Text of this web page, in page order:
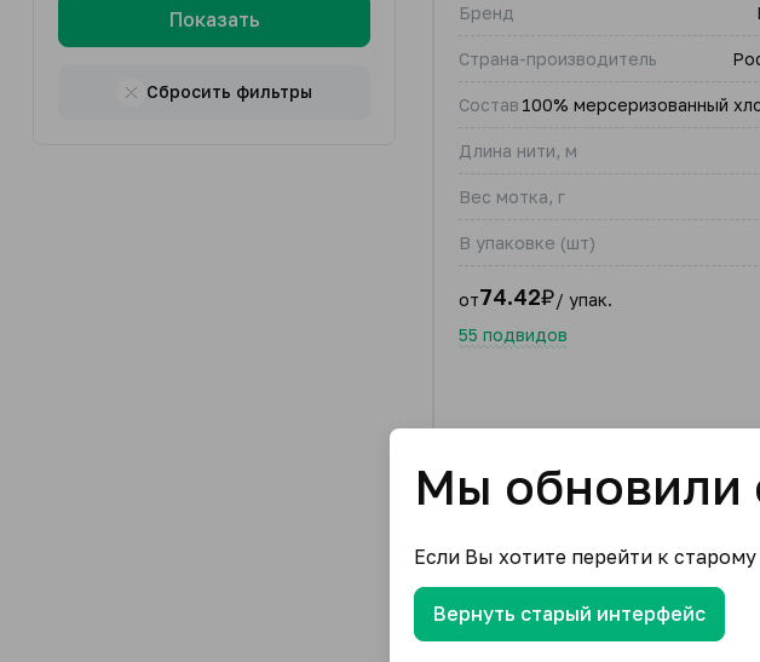
Показать
Сбросить фильтры
Бренд
Страна-производитель
Состав 100% мерсеризованный
Длина нити, м
Вес мотка, г
В упаковке (шт)
от74.42₽/ упак.
55 подвидов
Мы обновили
Если Вы хотите перейти к
Вернуть старый интерфейс